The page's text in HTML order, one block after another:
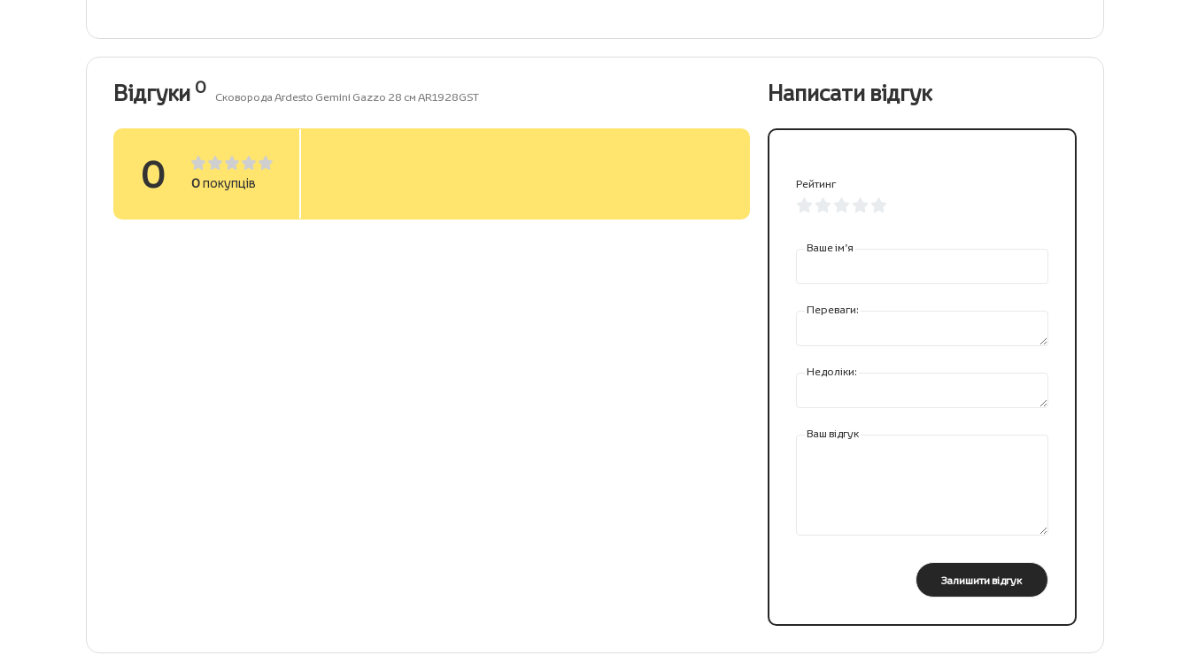
Відгуки 0 Сковорода Ardesto Gemini Gazzo 28 см AR1928GST
0 0покупців
Написати відгук
Рейтинг
Ваше ім’я
Переваги:
Недоліки:
Ваш відгук
Залишити відгук